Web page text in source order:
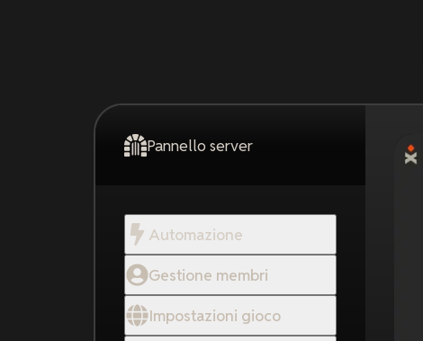
Pannello server
Automazione
Gestione membri
Impostazioni gioco